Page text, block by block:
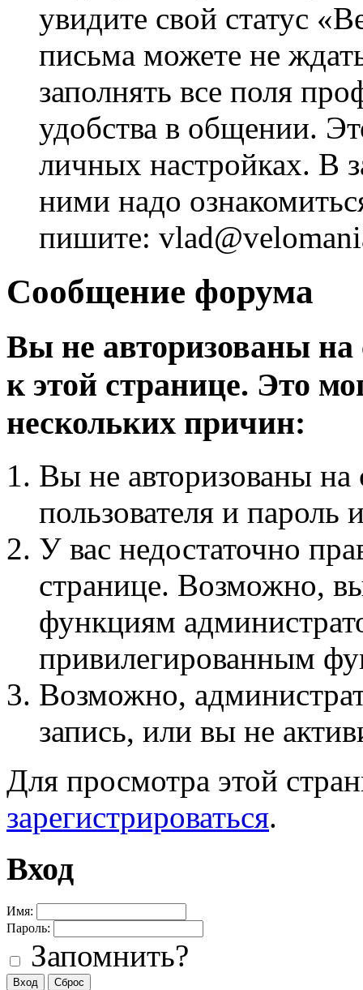
увидите свой статус
письма можете не
заполнять все поля
удобства в общении.
личных настройках. В
ними надо
пишите:
Сообщение форума
Вы не авторизованы на
к этой странице. Это
нескольких причин:
Вы не авторизованы на
пользователя и пароль
У вас недостаточно
странице. Возможно,
функциям
привилегированным
Возможно,
запись, или вы не
Для просмотра этой
зарегистрироваться.
Вход
Имя:
Пароль:
Запомнить?